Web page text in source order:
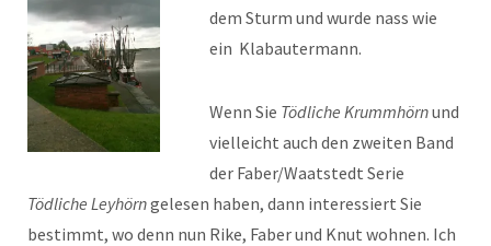
dem Sturm und wurde nass wie
ein Klabautermann.
Wenn Sie Tödliche Krummhörnund
vielleicht auch den zweiten Band
der Faber/Waatstedt Serie
Tödliche Leyhörngelesen haben, dann interessiert Sie
bestimmt, wo denn nun Rike, Faber und Knut wohnen. Ich